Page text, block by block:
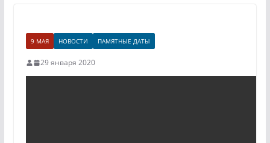
9 МАЯ НОВОСТИ ПАМЯТНЫЕ ДАТЫ
29 января 2020